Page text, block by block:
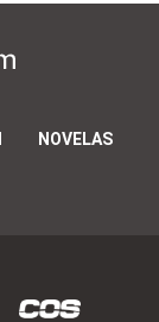
NOVELAS